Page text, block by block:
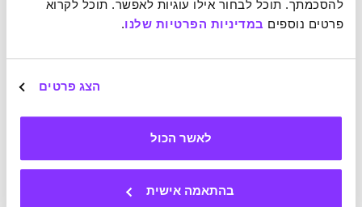
פרטים נוספים במדיניות הפרטיות שלנו.
הצג פרטים
לאשר הכול
בהתאמה אישית
יותר, כך יעלה הסיכוי שנוכל להתמודד עם הגורם המשמעותי.
האם זה החשש להיכשל? ואם כן, בעיני עצמי או בעיני אחרים?
לפעמים עצם ההבנה תגלה לנו שהפתרון כבר נמצא בידינו או
שהמניעים לפחד הם לא באמת אקטואליים. כך או אחרת, משניתן
לנהל שיח לגביו והוא כבר יהפוך למאיים פחות.
הרעיון השני שמוצע בכתבה הוא הצבת מטרות. באופן מפתיע,
להיות משהו קטן, ספציפי וקל לביצוע שממנו אנחנו יכולים